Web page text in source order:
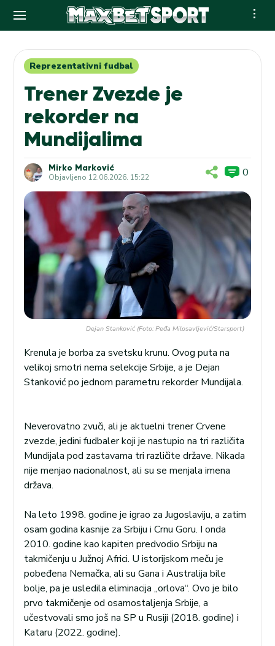
contentReprezentativni fudbal
Trener Zvezde je
rekorder na
Mundijalima
Mirko Marković
Objavljeno 12.06.2026. 15:22 0
Dejan Stanković (Foto: Peđa Milosavljević/Starsport)
Krenula je borba za svetsku krunu. Ovog puta na
velikoj smotri nema selekcije Srbije, a je Dejan
Stanković po jednom parametru rekorder Mundijala.
Neverovatno zvuči, ali je aktuelni trener Crvene
zvezde, jedini fudbaler koji je nastupio na tri različita
Mundijala pod zastavama tri različite države. Nikada
nije menjao nacionalnost, ali su se menjala imena
država.
Na leto 1998. godine je igrao za Jugoslaviju, a zatim
osam godina kasnije za Srbiju i Crnu Goru. I onda
2010. godine kao kapiten predvodio Srbiju na
takmičenju u Južnoj Africi. U istorijskom meču je
pobeđena Nemačka, ali su Gana i Australija bile
bolje, pa je usledila eliminacija „orlova“. Ovo je bilo
prvo takmičenje od osamostaljenja Srbije, a
učestvovali smo još na SP u Rusiji (2018. godine) i
Kataru (2022. godine).